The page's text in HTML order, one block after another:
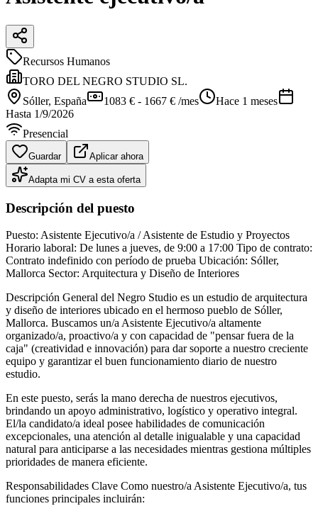
Recursos Humanos
TORO DEL NEGRO STUDIO SL.
Sóller, España 1083 € - 1667 € /mes
Hace 1 meses
Hasta 1/9/2026
Presencial
Guardar Aplicar ahora
Adapta mi CV a esta oferta
Descripción del puesto
Puesto: Asistente Ejecutivo/a / Asistente de Estudio y Proyectos
Horario laboral: De lunes a jueves, de 9:00 a 17:00 Tipo de contrato:
Contrato indefinido con período de prueba Ubicación: Sóller,
Mallorca Sector: Arquitectura y Diseño de Interiores
Descripción General del Negro Studio es un estudio de arquitectura
y diseño de interiores ubicado en el hermoso pueblo de Sóller,
Mallorca. Buscamos un/a Asistente Ejecutivo/a altamente
organizado/a, proactivo/a y con capacidad de "pensar fuera de la
caja" (creatividad e innovación) para dar soporte a nuestro creciente
equipo y garantizar el buen funcionamiento diario de nuestro
estudio.
En este puesto, serás la mano derecha de nuestros ejecutivos,
brindando un apoyo administrativo, logístico y operativo integral.
El/la candidato/a ideal posee habilidades de comunicación
excepcionales, una atención al detalle inigualable y una capacidad
natural para anticiparse a las necesidades mientras gestiona múltiples
prioridades de manera eficiente.
Responsabilidades Clave Como nuestro/a Asistente Ejecutivo/a, tus
funciones principales incluirán: